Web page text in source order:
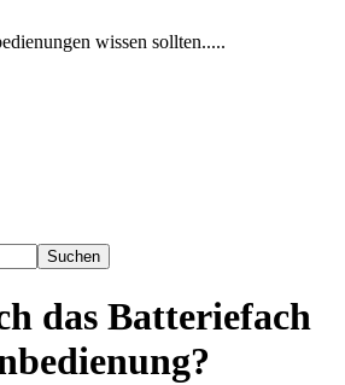
wissen sollten.....
Suchen
das Batteriefach